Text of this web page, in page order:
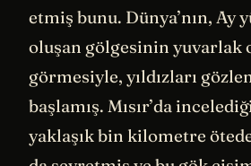
etmiş bunu. Dünya’nın, Ay
oluşan gölgesinin yuvarlak
görmesiyle, yıldızları
başlamış. Mısır’da
yaklaşık bin kilometre